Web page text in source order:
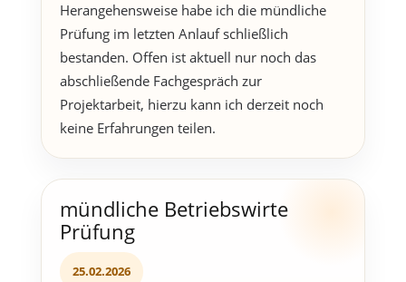
Herangehensweise habe ich die mündliche
Prüfung im letzten Anlauf schließlich
bestanden. Offen ist aktuell nur noch das
abschließende Fachgespräch zur
Projektarbeit, hierzu kann ich derzeit noch
keine Erfahrungen teilen.
mündliche Betriebswirte
Prüfung
25.02.2026